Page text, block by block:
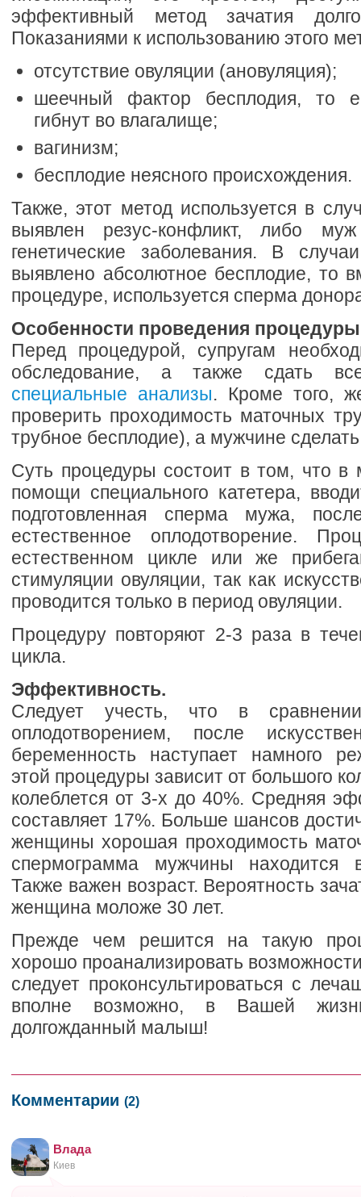
эффективный метод зачатия
Показаниями к использованию этого
отсутствие овуляции (ановуляция);
шеечный фактор бесплодия, то
гибнут во влагалище;
вагинизм;
бесплодие неясного происхождения.
Также, этот метод используется в
выявлен резус‑конфликт, либо
генетические заболевания. В
выявлено абсолютное бесплодие, то
процедуре, используется сперма
Особенности проведения
Перед процедурой, супругам
обследование, а также сдать
специальные анализы. Кроме того,
проверить проходимость маточных
трубное бесплодие), а мужчине
Суть процедуры состоит в том, что
помощи специального катетера,
подготовленная сперма мужа,
естественное оплодотворение.
естественном цикле или же
стимуляции овуляции, так как
проводится только в период овуляции.
Процедуру повторяют 2-3 раза в
цикла.
Эффективность.
Следует учесть, что в
оплодотворением, после
беременность наступает намного
этой процедуры зависит от большого
колеблется от 3-х до 40%. Средняя
составляет 17%. Больше шансов
женщины хорошая проходимость
спермограмма мужчины находится
Также важен возраст. Вероятность
женщина моложе 30 лет.
Прежде чем решится на такую
хорошо проанализировать
следует проконсультироваться с
вполне возможно, в Вашей
долгожданный малыш!
Комментарии (2)
Влада
Киев